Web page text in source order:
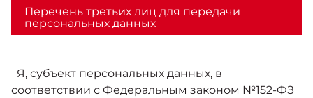
Москвич 3e
Автомобили в наличии
Записаться на тест-драйв
ГАРАНТИЯ И ПОДДЕРЖКА
Гарантия
Политика обработки персональных данных
Правила пользования сайтом
Перечень третьих лиц для передачи
персональных данных
Я, субъект персональных данных, в
соответствии с Федеральным законом №152-ФЗ